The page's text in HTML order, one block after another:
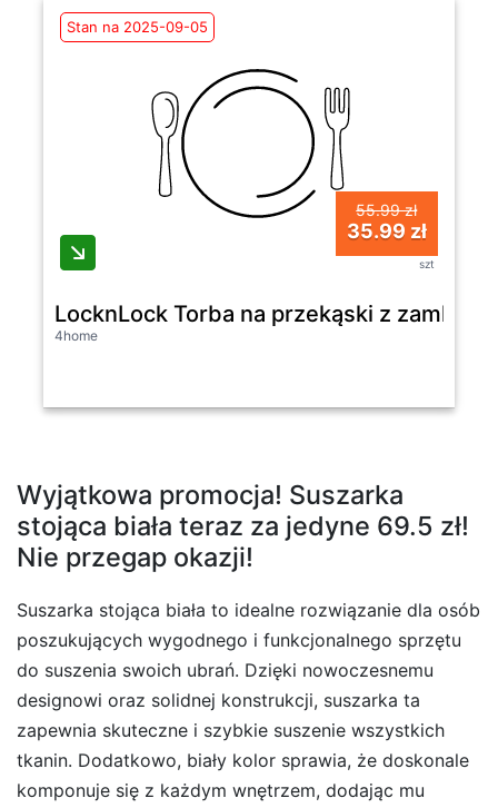
Stan na 2025-09-05
55.99 zł
35.99 zł
szt
LocknLock Torba na przekąski z
4home
Wyjątkowa promocja! Suszarka
stojąca biała teraz za jedyne 69.5 zł!
Nie przegap okazji!
Suszarka stojąca biała to idealne rozwiązanie dla osób
poszukujących wygodnego i funkcjonalnego sprzętu
do suszenia swoich ubrań. Dzięki nowoczesnemu
designowi oraz solidnej konstrukcji, suszarka ta
zapewnia skuteczne i szybkie suszenie wszystkich
tkanin. Dodatkowo, biały kolor sprawia, że doskonale
komponuje się z każdym wnętrzem, dodając mu